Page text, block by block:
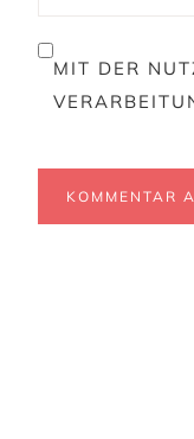
MIT DER